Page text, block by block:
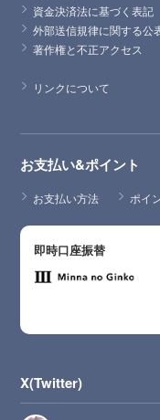
資金決済法に基づく表記
外部送信規律に関する公
著作権と不正アクセス
リンクについて
お支払い&ポイント
お支払い方法 ポイ
即時口座振替
X(Twitter)